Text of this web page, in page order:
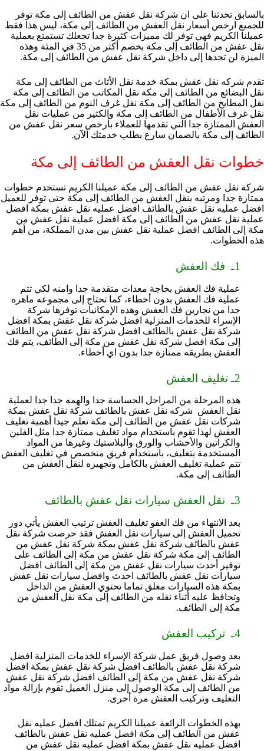
بالسابق تحدثنا على ان شركة نقل عفش من الطائف إلى مكة توفر
للجميع ارخص أسعار نقل العفش من الطائف إلى مكة، ليس هذا فقط
عميلنا الكريم فهي توفر لك مميزات كثيرة جدا تجعلك تستمتع بعملية
نقل عفش من الطائف إلى مكة بخصم أكثر من 35 في المئة وهذه
الميزة لن تجدها إلى داخل شركة نقل عفش من الطائف إلى مكة.
تقدم شركه نقل عفش بمكة خدمة نقل الأثاث من الطائف إلى مكة
نقل البضائع من الطائف إلى مكة نقل المكاتب من الطائف إلى مكة
نقل المطابخ من الطائف إلى مكة نقل غرف النوم من الطائف إلى مكة
نقل غرف الأطفال من الطائف إلى مكة والكثير من عمليات نقل
العفش الممتازة جدا التي تقدمها للعملاء بأرخص سعر نقل عفش من
الطائف إلى مكة بالضمان سارع بطلب خدمتك الآن.
خطوات نقل العفش من الطائف إلى مكة
شركة نقل عفش من الطائف إلى مكة عميلنا الكريم تستخدم خطوات
ممتازة جدا ومرتبه بنقل العفش من الطائف إلى مكة حتى توفر للعميل
افضل عمليه نقل عفش بالطائف افضل عمليه نقل عفش بمكة افضل
عملية نقل عفش من الطائف إلى مكة افضل عملية نقل عفش من
مكة إلى الطائف افضل عملية نقل عفش بين مدن المملكة، من أهم
هذه الخطوات.
1ـ فك العفش
عملية فك العفش بحاجة معدات متقدمة جدا وامنه لكي تتم
عملية فك العفش بدون أخطاء، كما تحتاج إلى مجموعه ماهره
جدا من نجارين فك العفش وهذه الإمكانيات توفرها شركة
الإسراء للخدمات المنزلية افضل شركة نقل عفش بمكة افضل
شركة نقل عفش بالطائف افضل شركة نقل عفش من الطائف
إلى مكة افضل شركة نقل عفش من مكة إلى الطائف، يتم فك
العفش بطريقه ممتازة جدا بدون اي أخطاء.
2ـ تغليف العفش
هذه المرحلة من المراحل الحساسة جدا والهمه جدا جدا لعملية
نقل العفش شركه نقل عفش بالطائف شركة نقل عفش بمكة
شركات نقل عفش من الطائف إلى مكة تعلم جيدا أهمية تغليف
العفش لهذا تقوم باستخدام مواد تغليف ممتازة جدا مثل الفلين
والكراتين والأخشاب والورق والبلاستيك وغيرها من المواد
المستخدمة بتغليف، باستخدام فريق متخصص في تغليف العفش
تتم عملية تغليف العفش بالكامل وتجهيزه لنقل العفش من
الطائف إلى مكة.
3ـ نقل العفش سيارات نقل عفش بالطائف
بعد الانتهاء من فك العفو تغليف العفش ترتيب العفش يأتي دور
تحميل العفش إلى سيارات نقل العفش فقد حرصت شركة نقل
عفش بالطائف شركة نقل عفش بمكة شركة نقل عفش من
الطائف إلى مكة شركة نقل عفش من مكة إلى الطائف على
توفير أحدث سيارات نقل عفش من مكة إلى الطائف افضل
سيارات نقل عفش بالطائف احدث وافضل سيارات نقل عفش
بمكة هذه السيارات مغلق تماما تحتوي العفش من الداخل
وتحافظ عليه أثناء نقله من الطائف إلى مكة نقل العفش من
مكة إلى الطائف.
4ـ تركيب العفش
بعد وصول فريق عمل شركة الإسراء للخدمات المنزلية افضل
شركة نقل عفش بالطائف افضل شركة نقل عفش بمكة افضل
شركة نقل عفش من مكة إلى الطائف افضل شركة نقل عفش
من الطائف إلى مكة الوصول إلى منزل العميل تقوم بإزالة مواد
التغليف وتركيب العفش مرة أخرى.
بهذه الخطوات الرائعة عميلنا الكريم تمتلك افضل عمليه نقل
عفش من الطائف إلى مكة افضل عمليه نقل عفش بالطائف
افضل عمليه نقل عفش بمكة افضل عمليه نقل عفش من